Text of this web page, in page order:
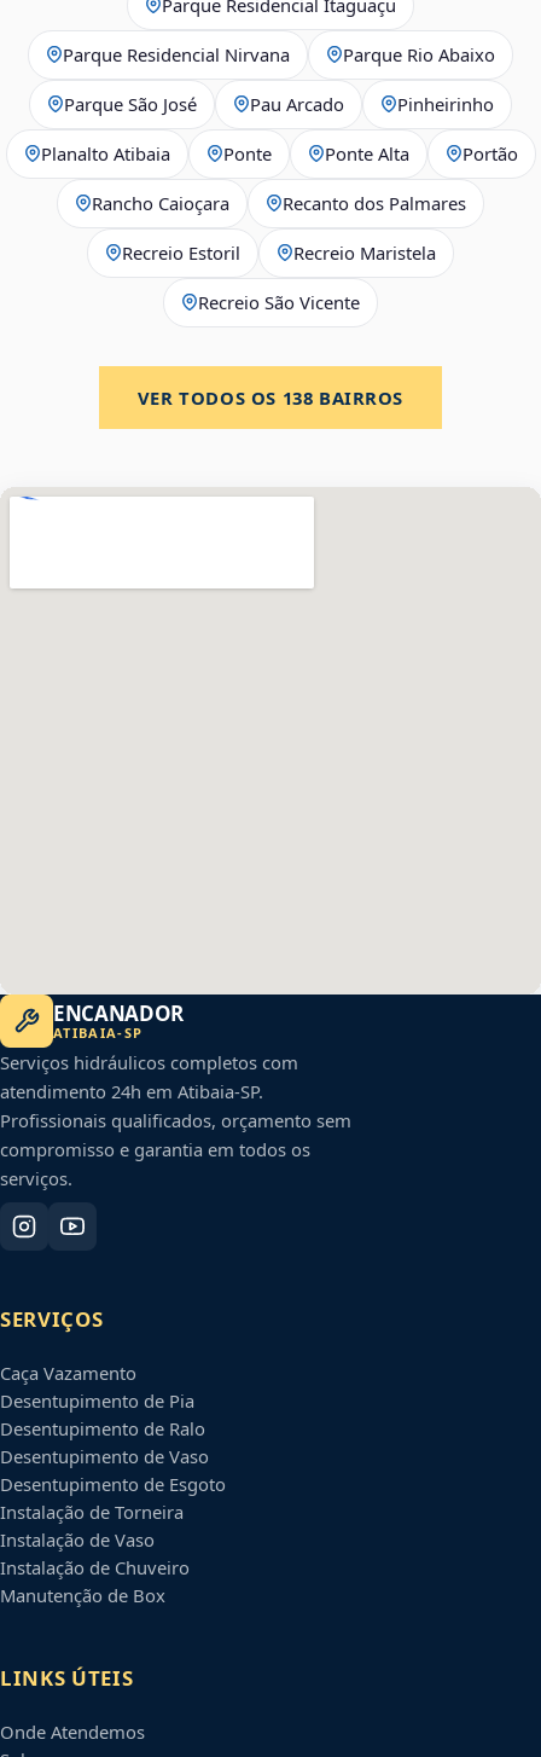
Parque Residencial Nirvana Parque Rio Abaixo
Parque São José Pau Arcado Pinheirinho
Planalto Atibaia Ponte Ponte Alta Portão
Rancho Caioçara Recanto dos Palmares
Recreio Estoril Recreio Maristela
Recreio São Vicente
VER TODOS OS 138 BAIRROS
ENCANADOR
ATIBAIA-SP
Serviços hidráulicos completos com
atendimento 24h em Atibaia-SP.
Profissionais qualificados, orçamento sem
compromisso e garantia em todos os
serviços.
SERVIÇOS
Caça Vazamento
Desentupimento de Pia
Desentupimento de Ralo
Desentupimento de Vaso
Desentupimento de Esgoto
Instalação de Torneira
Instalação de Vaso
Instalação de Chuveiro
Manutenção de Box
LINKS ÚTEIS
Onde Atendemos